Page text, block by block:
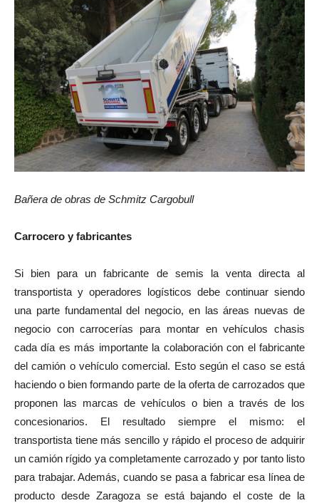
Bañera de obras de Schmitz Cargobull
Carrocero y fabricantes
Si bien para un fabricante de semis la venta directa al
transportista y operadores logísticos debe continuar siendo
una parte fundamental del negocio, en las áreas nuevas de
negocio con carrocerías para montar en vehículos chasis
cada día es más importante la colaboración con el fabricante
del camión o vehículo comercial. Esto según el caso se está
haciendo o bien formando parte de la oferta de carrozados que
proponen las marcas de vehículos o bien a través de los
concesionarios. El resultado siempre el mismo: el
transportista tiene más sencillo y rápido el proceso de adquirir
un camión rígido ya completamente carrozado y por tanto listo
para trabajar. Además, cuando se pasa a fabricar esa línea de
producto desde Zaragoza se está bajando el coste de la